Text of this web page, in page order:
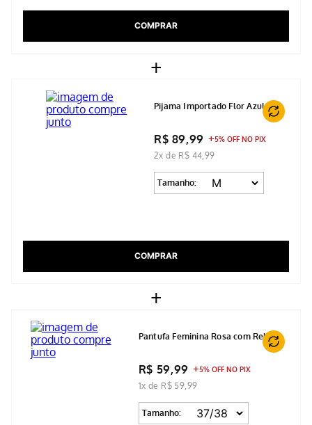
COMPRAR
+
Pijama Importado Flor Azul
R$ 89,99 5% OFF NO PIX
2x de R$ 44,99
Tamanho:
COMPRAR
+
Pantufa Feminina Rosa com Relevo
R$ 59,99 5% OFF NO PIX
1x de R$ 59,99
Tamanho: